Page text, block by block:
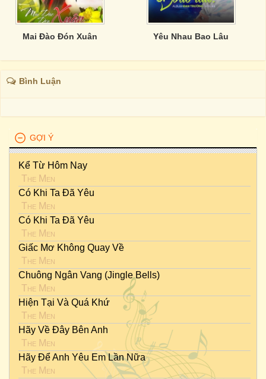
Mai Đào Đón Xuân Yêu Nhau Bao Lâu
Bình Luận
GỢI Ý
Kể Từ Hôm Nay
The Men
Có Khi Ta Đã Yêu
The Men
Có Khi Ta Đã Yêu
The Men
Giấc Mơ Không Quay Về
The Men
Chuông Ngân Vang (Jingle Bells)
The Men
Hiện Tại Và Quá Khứ
The Men
Hãy Về Đây Bên Anh
The Men
Hãy Để Anh Yêu Em Lần Nữa
The Men